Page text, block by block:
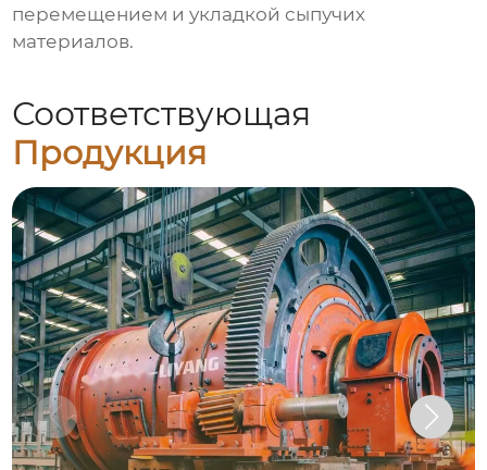
перемещением и укладкой сыпучих
материалов.
Соответствующая
Продукция